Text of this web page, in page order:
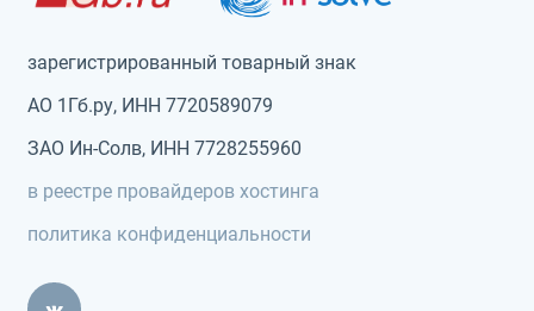
зарегистрированный товарный знак
АО 1Гб.ру, ИНН 7720589079
ЗАО Ин-Солв, ИНН 7728255960
в реестре провайдеров хостинга
политика конфиденциальности